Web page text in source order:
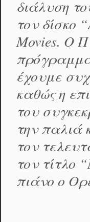
διάλυση
τον δίσκο
Movies. O
έχουμε
καθώς η
του
την παλιά
τον
τον τίτλο
πιάνο ο